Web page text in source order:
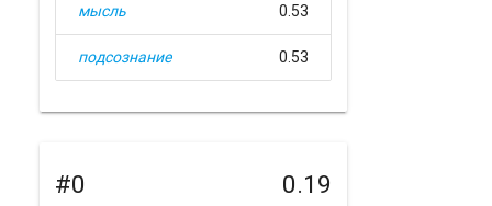
мысль 0.53
подсознание 0.53
#0 0.19